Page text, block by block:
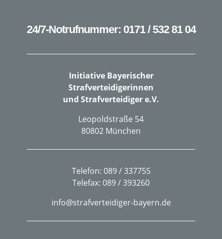
24/7-Notrufnummer: 0171 / 532 81 04
Initiative Bayerischer
Strafverteidigerinnen
und Strafverteidiger e.V.
Leopoldstraße 54
80802 München
Telefon: 089 / 337755
Telefax: 089 / 393260
info@strafverteidiger-bayern.de